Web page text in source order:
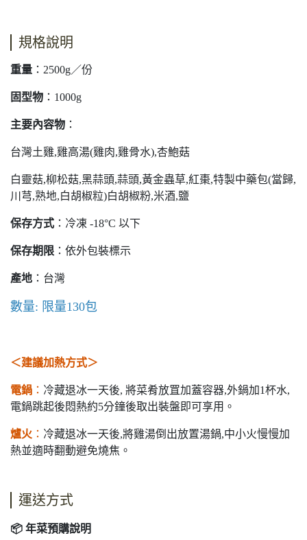
規格說明
重量 ：2500g／份
固型物 ：1000g
主要內容物 ：
台灣土雞,雞高湯(雞肉,雞骨水),杏鮑菇
白靈菇,柳松菇,黑蒜頭,蒜頭,黃金蟲草,紅棗,特製中藥包(當歸,
川芎,熟地,白胡椒粒)白胡椒粉,米酒,鹽
保存方式 ：冷凍 -18°C 以下
保存期限 ：依外包裝標示
產地 ：台灣
數量: 限量130包
＜建議加熱方式＞
電鍋 ： 冷藏退冰一天後, 將菜肴放罝加蓋容器,外鍋加1杯水,
電鍋跳起後悶熱約5分鐘後取出裝盤即可享用。
爐火 ： 冷藏退冰一天後,將雞湯倒出放置湯鍋,中小火慢慢加
熱並適時翻動避免燒焦。
運送方式
📦 年菜預購說明